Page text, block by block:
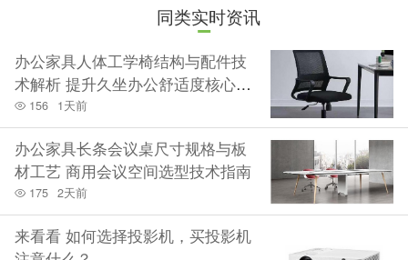
加厚钢板，全封边防潮。
稳固耐用，适配工厂高频使用，获年度框架合作。
案例二：嘉兴南湖数字产业园·初创企业开放办公
- 需求：60人开放式办公+休闲区，7天交付，简约现
代、灵活组合、预算有限。
- 方案：浅色系模块化工位+休闲沙发组合，设计师优化
动线，提升空间利用率。
- 结果：7天如期完工，无隐形收费；空间通透灵活，满
同类实时资讯
办公家具人体工学椅结构与配件技
术解析 提升久坐办公舒适度核心细
节 156 1天前
办公家具长条会议桌尺寸规格与板
材工艺 商用会议空间选型技术指南
175 2天前
来看看 如何选择投影机，买投影机